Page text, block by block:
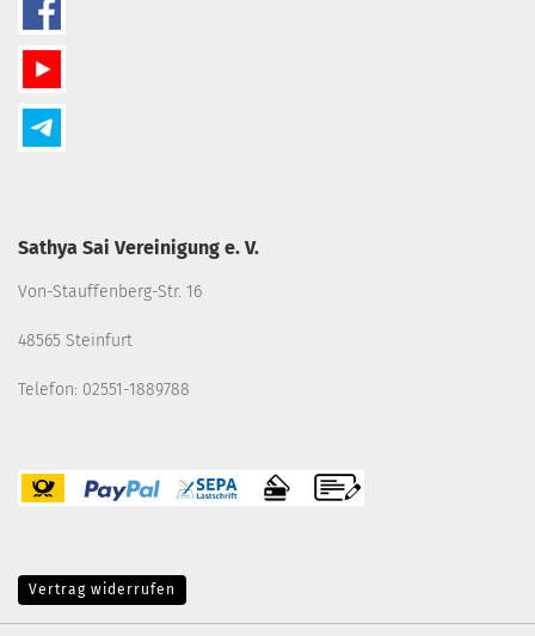
Sathya Sai Vereinigung e. V.
Von-Stauffenberg-Str. 16
48565 Steinfurt
Telefon: 02551-1889788
Vertrag widerrufen